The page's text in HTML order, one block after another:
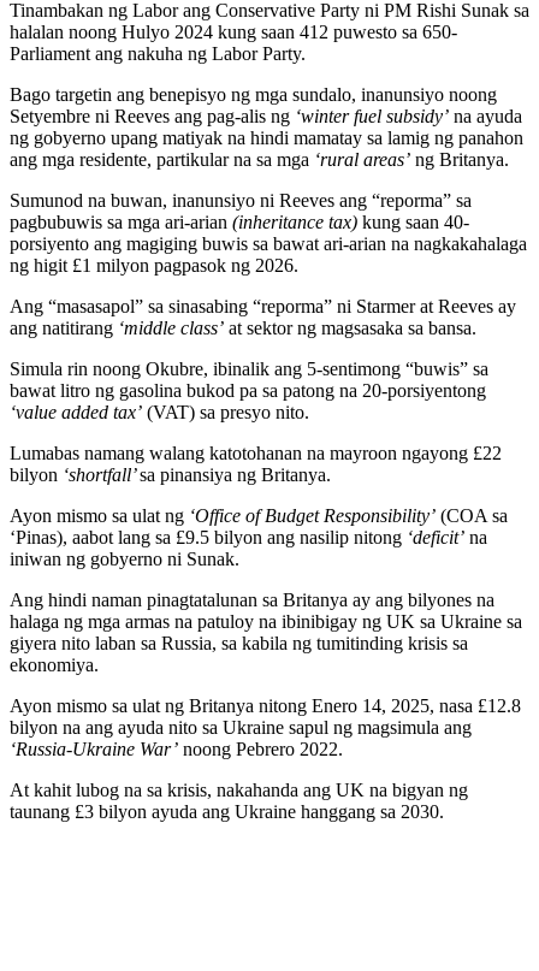
Tinambakan ng Labor ang Conservative Party ni PM Rishi Sunak sa
halalan noong Hulyo 2024 kung saan 412 puwesto sa 650-
Parliament ang nakuha ng Labor Party.
Bago targetin ang benepisyo ng mga sundalo, inanunsiyo noong
Setyembre ni Reeves ang pag-alis ng ‘winter fuel subsidy’ na ayuda
ng gobyerno upang matiyak na hindi mamatay sa lamig ng panahon
ang mga residente, partikular na sa mga ‘rural areas’ ng Britanya.
Sumunod na buwan, inanunsiyo ni Reeves ang “reporma” sa
pagbubuwis sa mga ari-arian (inheritance tax) kung saan 40-
porsiyento ang magiging buwis sa bawat ari-arian na nagkakahalaga
ng higit £1 milyon pagpasok ng 2026.
Ang “masasapol” sa sinasabing “reporma” ni Starmer at Reeves ay
ang natitirang ‘middle class’ at sektor ng magsasaka sa bansa.
Simula rin noong Okubre, ibinalik ang 5-sentimong “buwis” sa
bawat litro ng gasolina bukod pa sa patong na 20-porsiyentong
‘value added tax’ (VAT) sa presyo nito.
Lumabas namang walang katotohanan na mayroon ngayong £22
bilyon ‘shortfall’sa pinansiya ng Britanya.
Ayon mismo sa ulat ng ‘Office of Budget Responsibility’ (COA sa
‘Pinas), aabot lang sa £9.5 bilyon ang nasilip nitong ‘deficit’ na
iniwan ng gobyerno ni Sunak.
Ang hindi naman pinagtatalunan sa Britanya ay ang bilyones na
halaga ng mga armas na patuloy na ibinibigay ng UK sa Ukraine sa
giyera nito laban sa Russia, sa kabila ng tumitinding krisis sa
ekonomiya.
Ayon mismo sa ulat ng Britanya nitong Enero 14, 2025, nasa £12.8
bilyon na ang ayuda nito sa Ukraine sapul ng magsimula ang
‘Russia-Ukraine War’ noong Pebrero 2022.
At kahit lubog na sa krisis, nakahanda ang UK na bigyan ng
taunang £3 bilyon ayuda ang Ukraine hanggang sa 2030.